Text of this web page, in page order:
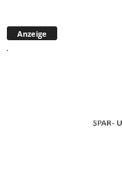
Anzeige